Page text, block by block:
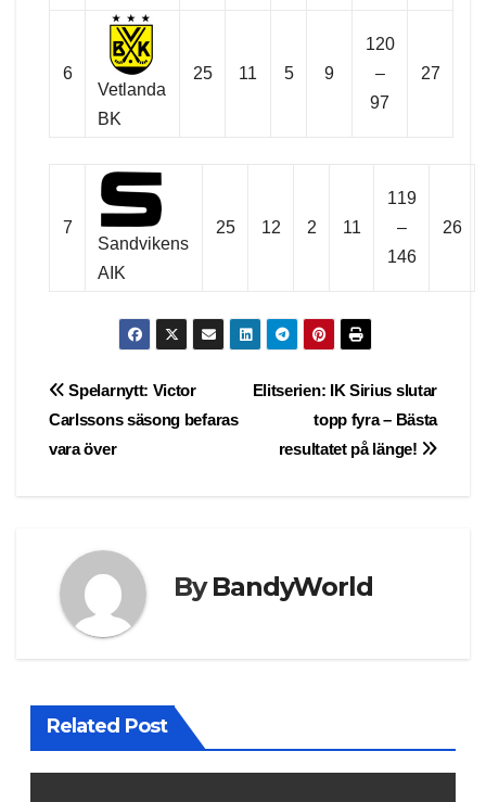
6
Vetlanda
BK
25 11 5 9
120
–
97
27
7
Sandvikens
AIK
25 12 2 11
119
–
146
26
Post
navigation
Elitserien: IK Sirius slutar
topp fyra – Bästa
resultatet på länge!
Spelarnytt: Victor
Carlssons säsong befaras
vara över
ByBandyWorld
Related Post